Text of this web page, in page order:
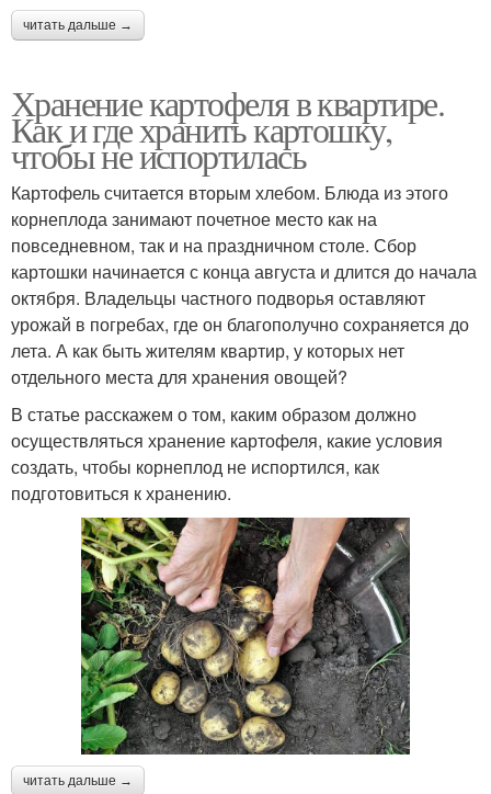
читать дальше →
Хранение картофеля в квартире.
Как и где хранить картошку,
чтобы не испортилась
Картофель считается вторым хлебом. Блюда из этого
корнеплода занимают почетное место как на
повседневном, так и на праздничном столе. Сбор
картошки начинается с конца августа и длится до начала
октября. Владельцы частного подворья оставляют
урожай в погребах, где он благополучно сохраняется до
лета. А как быть жителям квартир, у которых нет
отдельного места для хранения овощей?
В статье расскажем о том, каким образом должно
осуществляться хранение картофеля, какие условия
создать, чтобы корнеплод не испортился, как
подготовиться к хранению.
читать дальше →